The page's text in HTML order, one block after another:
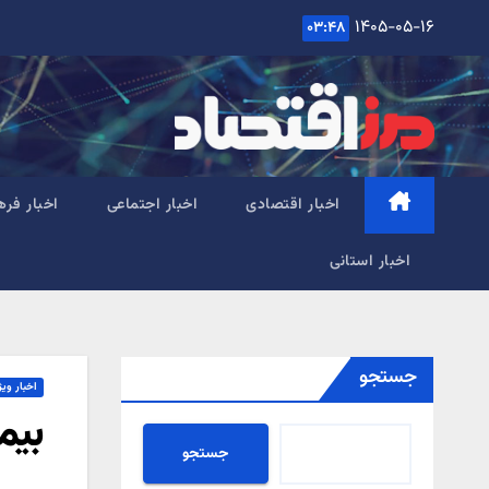
content
۱۴۰۵-۰۵-۱۶ ۰۳:۴۸
اخبار اقتصادی اخبار اجتماعی اخبار
اخبار استانی
جستجو
جستجو
اخبار